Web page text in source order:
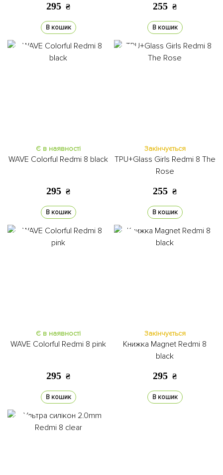
295 ₴
В кошик
255 ₴
В кошик
Є в наявності
WAVE Colorful Redmi 8 black
295 ₴
В кошик
Закінчується
TPU+Glass Girls Redmi 8 The
Rose
255 ₴
В кошик
Є в наявності
WAVE Colorful Redmi 8 pink
295 ₴
В кошик
Закінчується
Книжкa Magnet Redmi 8
black
295 ₴
В кошик